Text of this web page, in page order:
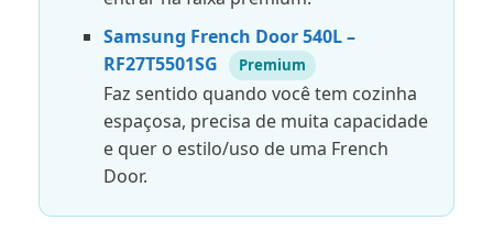
Samsung French Door 540L –
RF27T5501SG
Premium
Faz sentido quando você tem cozinha
espaçosa, precisa de muita capacidade
e quer o estilo/uso de uma French
Door.